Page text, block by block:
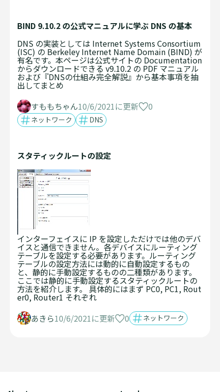
BIND 9.10.2 の公式マニュアルに学ぶ DNS の基本
DNS の実装としては Internet Systems Consortium
(ISC) の Berkeley Internet Name Domain (BIND) が
有名です。本ページは公式サイトの Documentation
からダウンロードできる v9.10.2 の PDF マニュアル
および『DNSの仕組み完全解説』から基本事項を抽
出してまとめ
すももちゃん10/6/2021に更新 0
ネットワーク DNS
スタティックルートの設定
インターフェイスに IP を設定しただけでは他のデバ
イスと通信できません。各デバイスにルーティング
テーブルを設定する必要があります。ルーティング
テーブルの設定方法には動的に自動設定するもの
と、静的に手動設定するものの二種類があります。
ここでは静的に手動設定するスタティックルートの
方法を紹介します。 具体的にはまず PC0, PC1, Rout
er0, Router1 それぞれ
あきら10/6/2021に更新 0 ネットワーク